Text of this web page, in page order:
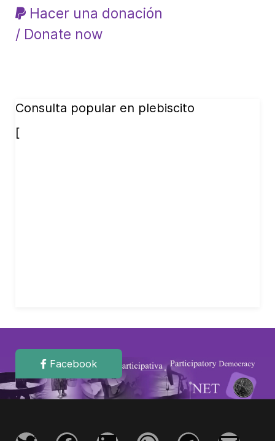
Hacer una donación
/ Donate now
Consulta popular en plebiscito
[
Facebook